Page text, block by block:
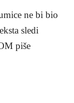
ne bi bio
sledi
piše